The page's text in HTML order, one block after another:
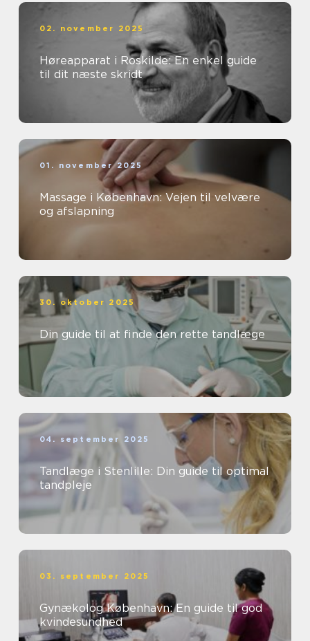
02. november 2025
Høreapparat i Roskilde: En enkel guide
til dit næste skridt
01. november 2025
Massage i København: Vejen til velvære
og afslapning
30. oktober 2025
Din guide til at finde den rette tandlæge
04. september 2025
Tandlæge i Stenlille: Din guide til optimal
tandpleje
03. september 2025
Gynækolog København: En guide til god
kvindesundhed